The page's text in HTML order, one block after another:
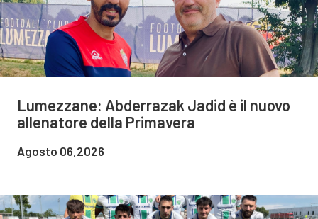
Lumezzane: Abderrazak Jadid è il nuovo
allenatore della Primavera
Agosto 06,2026